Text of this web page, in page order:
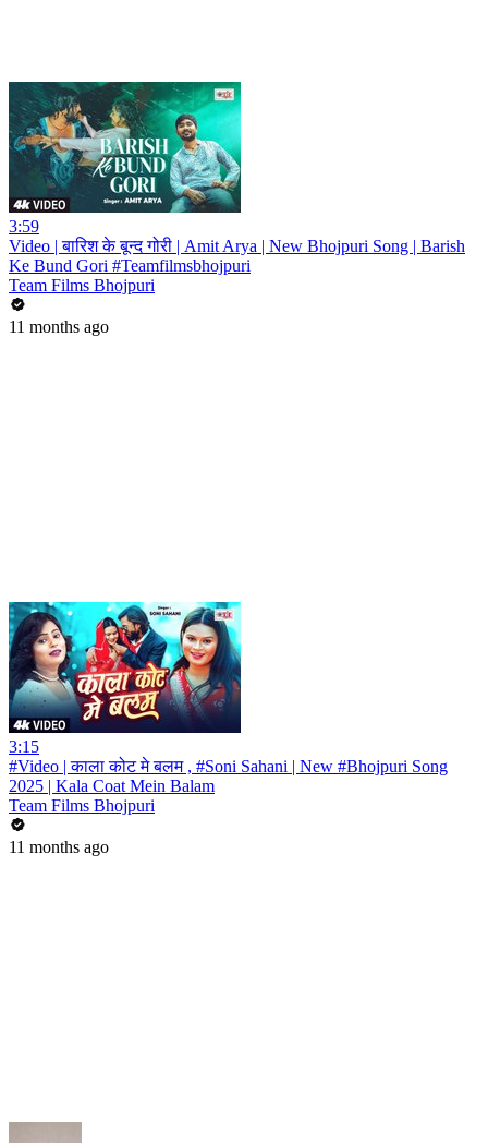
3:59
Video | बारिश के बून्द गोरी | Amit Arya | New Bhojpuri Song | Barish
Ke Bund Gori #Teamfilmsbhojpuri
Team Films Bhojpuri
11 months ago
3:15
#Video | काला कोट मे बलम , #Soni Sahani | New #Bhojpuri Song
2025 | Kala Coat Mein Balam
Team Films Bhojpuri
11 months ago